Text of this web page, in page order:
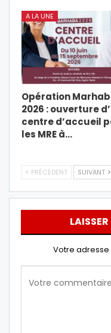
A LA UNE
Opération
2026 : ouverture
centre d’accueil
les MRE à…
PRÉCÉDENT SUIVANT
Votre